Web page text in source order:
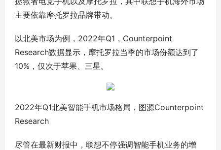
主要依靠摩托罗拉品牌带动。
以北美市场为例，2022年Q1，Counterpoint
Research数据显示，摩托罗拉当季的市场份额达到了
10%，仅次于苹果、三星。
2022年Q1北美智能手机市场格局，图源Counterpoint
Research
尽管在最新财报中，联想不停强调智能手机业务的增